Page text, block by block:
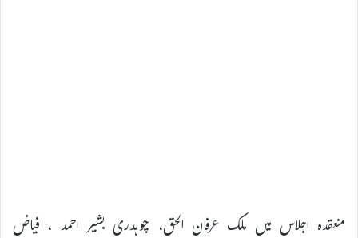
منعقدہ اجلاس میں ملک عرفان الحق، چوہدری بشیر احمد ، فیاض